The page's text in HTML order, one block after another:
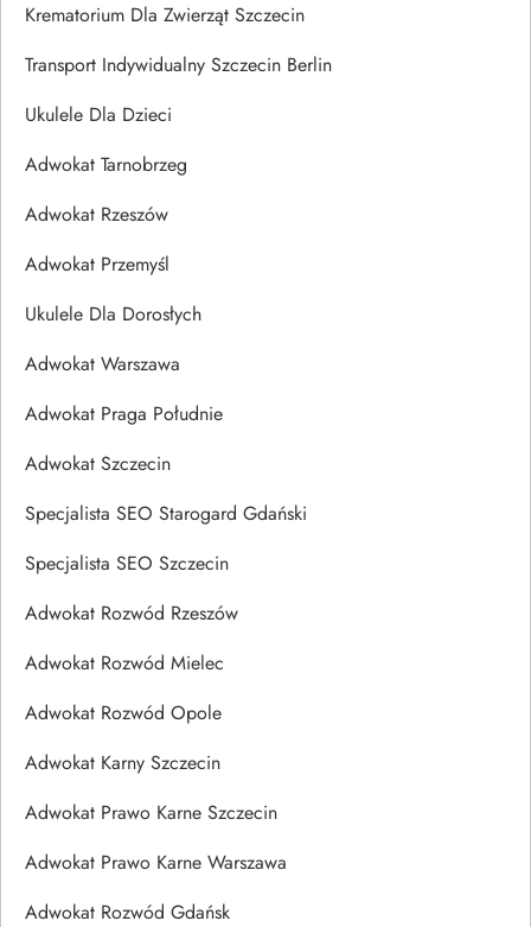
Krematorium Dla Zwierząt Szczecin
Transport Indywidualny Szczecin Berlin
Ukulele Dla Dzieci
Adwokat Tarnobrzeg
Adwokat Rzeszów
Adwokat Przemyśl
Ukulele Dla Dorosłych
Adwokat Warszawa
Adwokat Praga Południe
Adwokat Szczecin
Specjalista SEO Starogard Gdański
Specjalista SEO Szczecin
Adwokat Rozwód Rzeszów
Adwokat Rozwód Mielec
Adwokat Rozwód Opole
Adwokat Karny Szczecin
Adwokat Prawo Karne Szczecin
Adwokat Prawo Karne Warszawa
Adwokat Rozwód Gdańsk